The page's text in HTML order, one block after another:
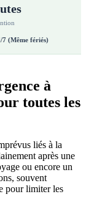
(Même fériés)
à
toutes les
liés à la
après une
ou encore un
souvent
pour limiter les